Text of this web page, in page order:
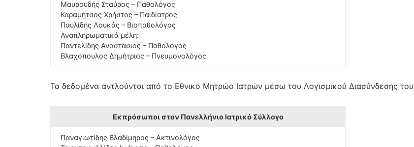
Μαυρουδής Σταύρος – Παθολόγος
Καραμήτσος Χρήστος – Παιδίατρος
Παυλίδης Λουκάς – Βιοπαθολόγος
Αναπληρωματικά μέλη:
Παντελίδης Αναστάσιος – Παθολόγος
Βλαχόπουλος Δημήτριος – Πνευμονολόγος
Τα δεδομένα αντλούνται από το Εθνικό Μητρώο Ιατρών μέσω του Λογισμικού Διασύνδεσης του
Εκπρόσωποι στον Πανελλήνιο Ιατρικό Σύλλογο
Παναγιωτίδης Βλαδίμηρος – Ακτινολόγος